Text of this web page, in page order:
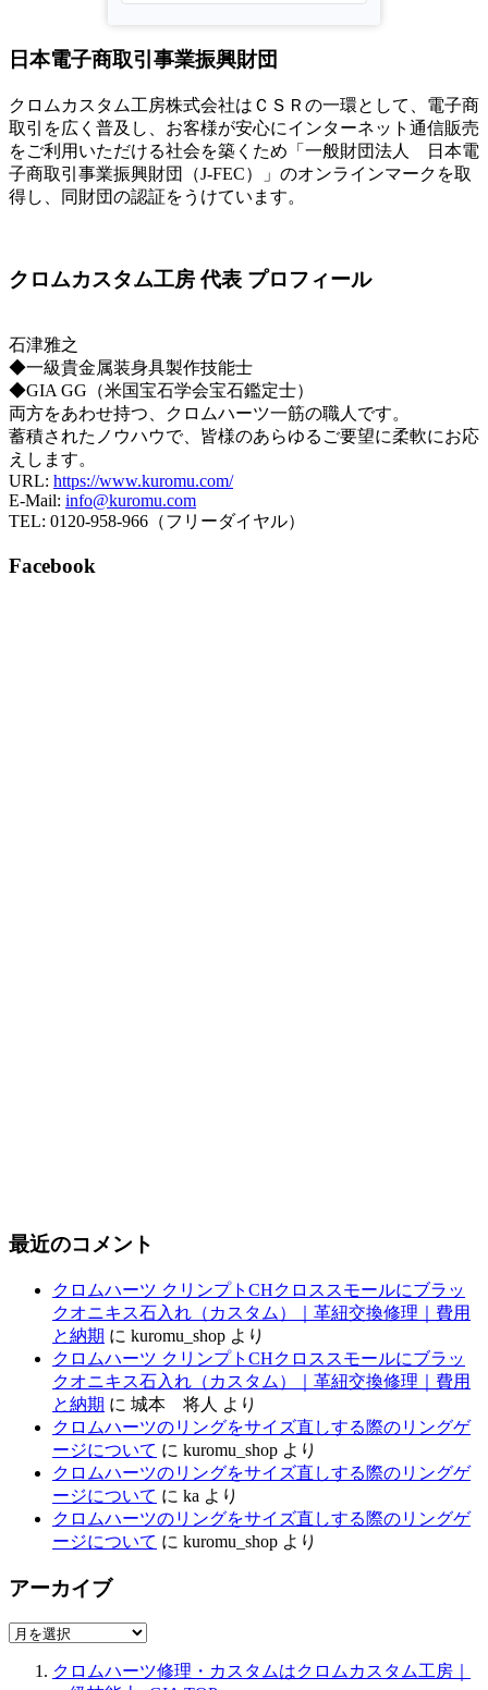
日本電子商取引事業振興財団
クロムカスタム工房株式会社はＣＳＲの一環として、電子商
取引を広く普及し、お客様が安心にインターネット通信販売
をご利用いただける社会を築くため「一般財団法人 日本電
子商取引事業振興財団（J-FEC）」のオンラインマークを取
得し、同財団の認証をうけています。
クロムカスタム工房 代表 プロフィール
石津雅之
◆一級貴金属装身具製作技能士
◆GIA GG（米国宝石学会宝石鑑定士）
両方をあわせ持つ、クロムハーツ一筋の職人です。
蓄積されたノウハウで、皆様のあらゆるご要望に柔軟にお応
えします。
URL: https://www.kuromu.com/
E-Mail: info@kuromu.com
TEL: 0120-958-966（フリーダイヤル）
Facebook
最近のコメント
クロムハーツ クリンプトCHクロススモールにブラッ
クオニキス石入れ（カスタム）｜革紐交換修理｜費用
と納期 に kuromu_shop より
クロムハーツ クリンプトCHクロススモールにブラッ
クオニキス石入れ（カスタム）｜革紐交換修理｜費用
と納期 に 城本 将人 より
クロムハーツのリングをサイズ直しする際のリングゲ
ージについて に kuromu_shop より
クロムハーツのリングをサイズ直しする際のリングゲ
ージについて に ka より
クロムハーツのリングをサイズ直しする際のリングゲ
ージについて に kuromu_shop より
アーカイブ
ア
クロムハーツ修理・カスタムはクロムカスタム工房｜